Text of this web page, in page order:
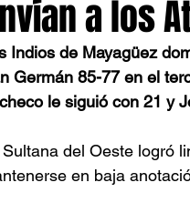
a los
Indios de Mayagüez
Germán 85-77 en el
le siguió con 21 y
Sultana del Oeste logró
en baja